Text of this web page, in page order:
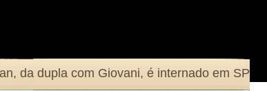
da dupla com Giovani, é internado em SP